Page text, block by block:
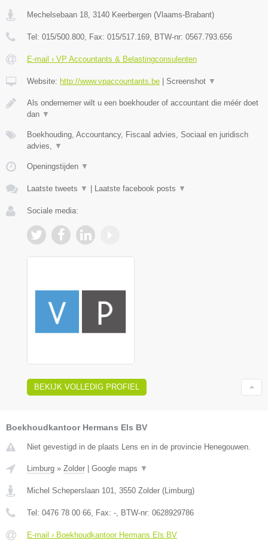
Mechelsebaan 18, 3140 Keerbergen (Vlaams-Brabant)
Tel: 015/500.800, Fax: 015/517.169, BTW-nr: 0567.793.656
E-mail › VP Accountants & Belastingconsulenten
Website: http://www.vpaccountants.be Screenshot ▼
Als ondernemer wilt u een boekhouder of accountant die méér doet
dan ▼
Boekhouding, Accountancy, Fiscaal advies, Sociaal en juridisch
advies, ▼
Openingstijden ▼
Laatste tweets ▼ Laatste facebook posts ▼
Sociale media:
BEKIJK VOLLEDIG PROFIEL
Boekhoudkantoor Hermans Els BV
Niet gevestigd in de plaats Lens en in de provincie Henegouwen.
Limburg » Zolder Google maps ▼
Michel Scheperslaan 101, 3550 Zolder (Limburg)
Tel: 0476 78 00 66, Fax: -, BTW-nr: 0628929786
E-mail › Boekhoudkantoor Hermans Els BV